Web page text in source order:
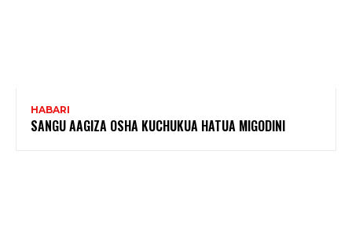
HABARI
SANGU AAGIZA OSHA KUCHUKUA HATUA MIGODINI ‎